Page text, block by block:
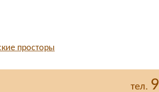
тел.